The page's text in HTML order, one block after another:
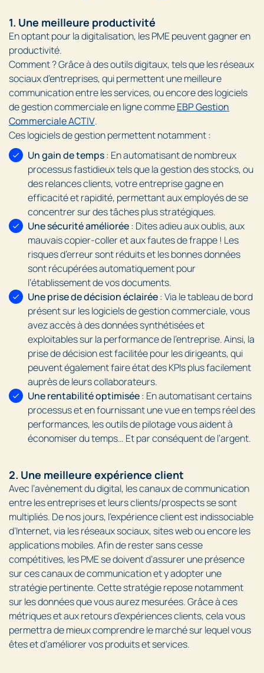
1. Une meilleure productivité
En optant pour la digitalisation, les PME peuvent gagner en
productivité.
Comment ? Grâce à des outils digitaux, tels que les réseaux
sociaux d’entreprises, qui permettent une meilleure
communication entre les services, ou encore des logiciels
de gestion commerciale en ligne commeEBP Gestion
Commerciale ACTIV.
Ces logiciels de gestion permettent notamment :
Un gain de temps: En automatisant de nombreux
processus fastidieux tels que la gestion des stocks, ou
des relances clients, votre entreprise gagne en
efficacité et rapidité, permettant aux employés de se
concentrer sur des tâches plus stratégiques.
Une sécurité améliorée: Dites adieu aux oublis, aux
mauvais copier-coller et aux fautes de frappe ! Les
risques d’erreur sont réduits et les bonnes données
sont récupérées automatiquement pour
l’établissement de vos documents.
Une prise de décision éclairée: Via le tableau de bord
présent sur les logiciels de gestion commerciale, vous
avez accès à des données synthétisées et
exploitables sur la performance de l’entreprise. Ainsi, la
prise de décision est facilitée pour les dirigeants, qui
peuvent également faire état des KPIs plus facilement
auprès de leurs collaborateurs.
Une rentabilité optimisée: En automatisant certains
processus et en fournissant une vue en temps réel des
performances, les outils de pilotage vous aident à
économiser du temps… Et par conséquent de l’argent.
2. Une meilleure expérience client
Avec l’avènement du digital, les canaux de communication
entre les entreprises et leurs clients/prospects se sont
multipliés. De nos jours, l’expérience client est indissociable
d’Internet, via les réseaux sociaux, sites web ou encore les
applications mobiles. Afin de rester sans cesse
compétitives, les PME se doivent d’assurer une présence
sur ces canaux de communication et y adopter une
stratégie pertinente. Cette stratégie repose notamment
sur les données que vous aurez mesurées. Grâce à ces
métriques et aux retours d’expériences clients, cela vous
permettra de mieux comprendre le marché sur lequel vous
êtes et d’améliorer vos produits et services.